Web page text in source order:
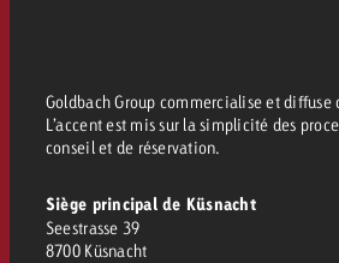
Goldbach Group commercialise et
L’accent est mis sur la simplicité des
conseil et de réservation.
Siège principal de Küsnacht
Seestrasse 39
8700 Küsnacht